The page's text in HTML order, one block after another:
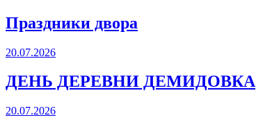
Праздники двора
20.07.2026
ДЕНЬ ДЕРЕВНИ ДЕМИДОВКА
20.07.2026